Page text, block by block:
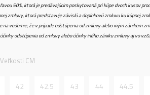
50%, ktorá je predávajúcim poskytovaná pri kúpe dvoch kusov
zmluvy, ktorá predstavuje závislú a doplnkovú zmluvu ku kúpnej
na vedomie, že v prípade odstúpenia od zmluvy alebo iným zánikom
odstúpenia od zmluvy alebo účinky iného zániku zmluvy aj vo
Veľkosti CM
42 42.5 43 44 44.5